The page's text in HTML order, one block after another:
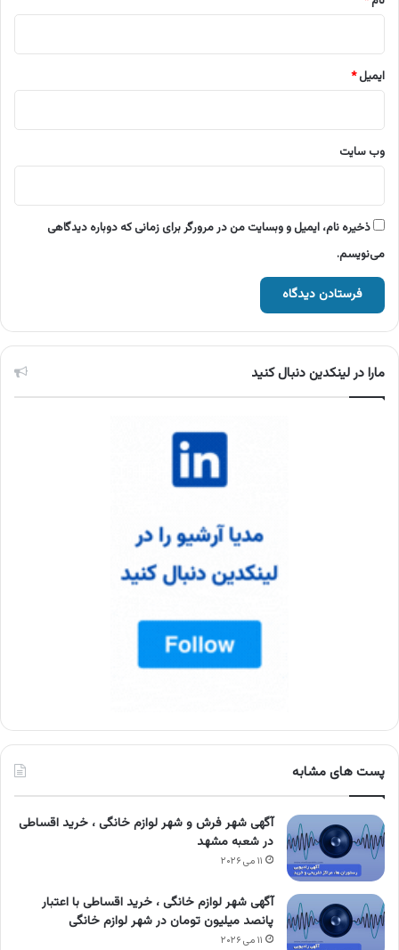
ایمیل*
وب‌ سایت
ذخیره نام، ایمیل و وبسایت من در مرورگر برای زمانی که دوباره دیدگاهی
می‌نویسم.
مارا در لینکدین دنبال کنید
پست های مشابه
آگهی شهر فرش و شهر لوازم خانگی ، خرید اقساطی
در شعبه مشهد
۱۱ می ۲۰۲۶
آگهی شهر لوازم خانگی ، خرید اقساطی با اعتبار
پانصد میلیون تومان در شهر لوازم خانگی
۱۱ می ۲۰۲۶